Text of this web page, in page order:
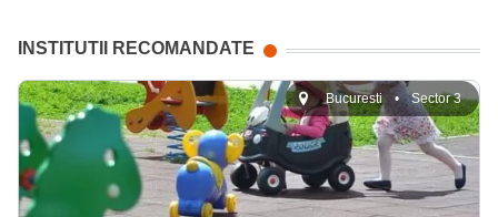
INSTITUTII RECOMANDATE
Bucuresti • Sector 3